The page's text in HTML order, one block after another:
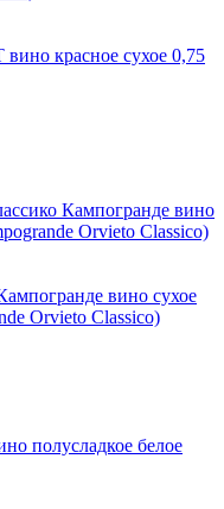
красное сухое 0,75
вино сухое
Orvieto Classico)